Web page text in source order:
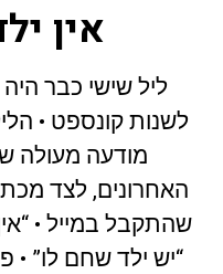
אין
ליל שישי כבר היה
לשנות קונספט •
מודעה מעולה
האחרונים, לצד
שהתקבל במייל •
“יש ילד שחם לו” •